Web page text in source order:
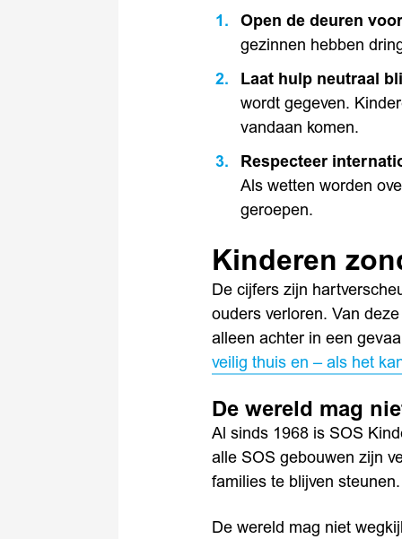
Open de deuren
gezinnen hebben
Laat hulp neutraal
wordt gegeven.
vandaan komen.
Respecteer
Als wetten worden
geroepen.
Kinderen
De cijfers zijn
ouders verloren. Van
alleen achter in een
veilig thuis en – als het
De wereld mag
Al sinds 1968 is SOS
alle SOS gebouwen zijn
families te blijven
De wereld mag niet